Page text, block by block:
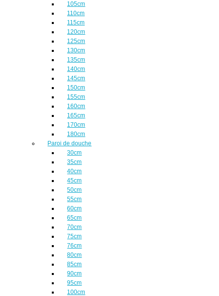
105cm
110cm
115cm
120cm
125cm
130cm
135cm
140cm
145cm
150cm
155cm
160cm
165cm
170cm
180cm
Paroi de douche
30cm
35cm
40cm
45cm
50cm
55cm
60cm
65cm
70cm
75cm
76cm
80cm
85cm
90cm
95cm
100cm